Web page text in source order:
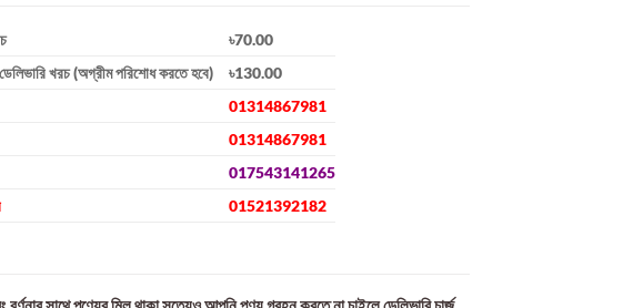
৳70.00
খরচ (অগ্রীম পরিশোধ করতে হবে)
৳130.00
01314867981
01314867981
017543141265
01521392182